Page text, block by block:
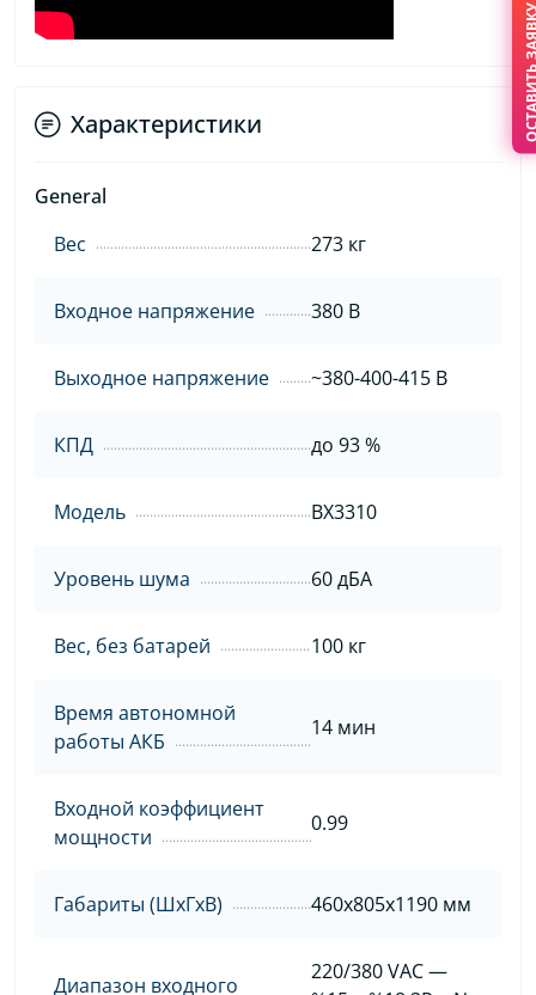
Характеристики
General
Вес
273 кг
Входное напряжение 380 В
Выходное напряжение ~380-400-415 В
КПД до 93 %
Модель BX3310
Уровень шума 60 дБА
Вес, без батарей 100 кг
Время автономной
работы АКБ
14 мин
Входной коэффициент
мощности
0.99
Габариты (ШxГxВ) 460x805x1190 мм
Диапазон входного
220/380 VAC —